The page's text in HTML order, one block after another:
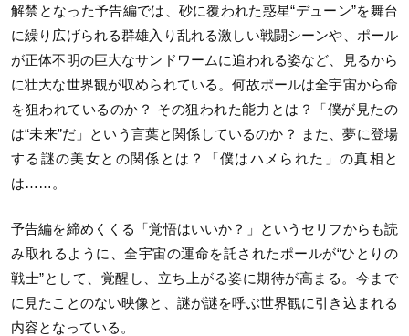
解禁となった予告編では、砂に覆われた惑星“デューン”を舞台
に繰り広げられる群雄入り乱れる激しい戦闘シーンや、ポール
が正体不明の巨大なサンドワームに追われる姿など、見るから
に壮大な世界観が収められている。何故ポールは全宇宙から命
を狙われているのか？ その狙われた能力とは？「僕が見たの
は“未来”だ」という言葉と関係しているのか？ また、夢に登場
する謎の美女との関係とは？「僕はハメられた」の真相と
は……。
予告編を締めくくる「覚悟はいいか？」というセリフからも読
み取れるように、全宇宙の運命を託されたポールが“ひとりの
戦士”として、覚醒し、立ち上がる姿に期待が高まる。今まで
に見たことのない映像と、謎が謎を呼ぶ世界観に引き込まれる
内容となっている。